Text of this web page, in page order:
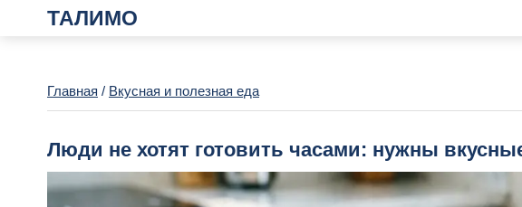
ТАЛИМО
Главная / Вкусная и полезная еда
Люди не хотят готовить часами: нужны